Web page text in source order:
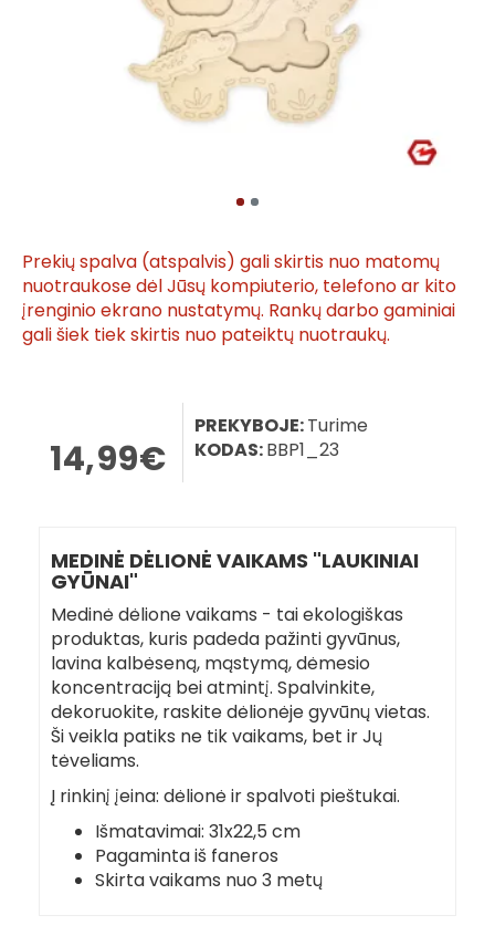
Prekių spalva (atspalvis) gali skirtis nuo matomų
nuotraukose dėl Jūsų kompiuterio, telefono ar kito
įrenginio ekrano nustatymų. Rankų darbo gaminiai
gali šiek tiek skirtis nuo pateiktų nuotraukų.
14,99€
PREKYBOJE:Turime
KODAS:BBP1_23
MEDINĖ DĖLIONĖ VAIKAMS "LAUKINIAI
GYŪNAI"
Medinė dėlione vaikams - tai ekologiškas
produktas, kuris padeda pažinti gyvūnus,
lavina kalbėseną, mąstymą, dėmesio
koncentraciją bei atmintį. Spalvinkite,
dekoruokite, raskite dėlionėje gyvūnų vietas.
Ši veikla patiks ne tik vaikams, bet ir Jų
tėveliams.
Į rinkinį įeina: dėlionė ir spalvoti pieštukai.
Išmatavimai: 31x22,5 cm
Pagaminta iš faneros
Skirta vaikams nuo 3 metų